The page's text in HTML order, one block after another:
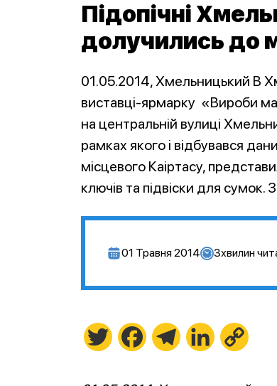
Підопічні
долучились до
01.05.2014, Хмельницький В
виставці-ярмарку «Вироби
на центральній вулиці
рамках якого і відбувався
місцевого Каіртасу,
ключів та підвіски для
01 Травня 2014 3хвилин
Twitter FacebookTelegramLinkedIn